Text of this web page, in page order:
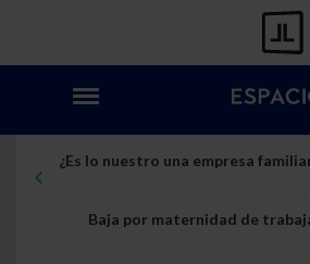
¿Es lo nuestro una empresa
Baja por maternidad de